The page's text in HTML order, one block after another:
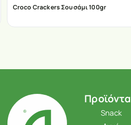
Croco Crackers Σουσάμι 100gr
Προϊόντα
Snack